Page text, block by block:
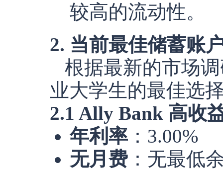
较高的流动性。
2. 当前最佳储蓄账
根据最新的市场
业大学生的最佳选
2.1 Ally Bank 高收
年利率 ：3.00%
无月费 ：无最低